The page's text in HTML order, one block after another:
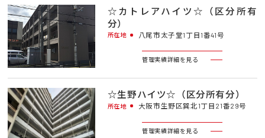
☆カトレアハイツ☆（区分所有
分）
所在地 八尾市太子堂1丁目1番41号
管理実績詳細を見る
☆生野ハイツ☆（区分所有分）
所在地 大阪市生野区巽北1丁目21番29号
管理実績詳細を見る